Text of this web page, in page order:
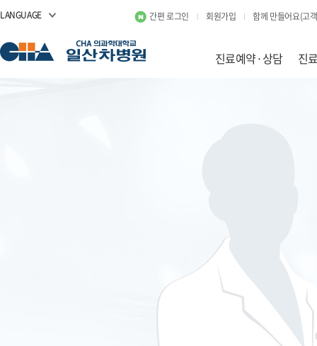
LANGUAGE 간편 로그인 회원가입 함께 만들어요(고
진료예약·상담 진